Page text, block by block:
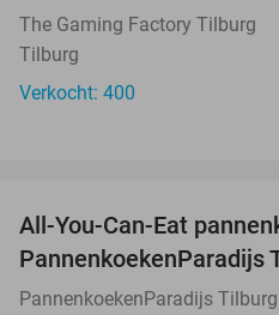
The Gaming Factory Tilburg
Tilburg
Verkocht: 400
All-You-Can-Eat
PannenkoekenParadijs
PannenkoekenParadijs Tilburg